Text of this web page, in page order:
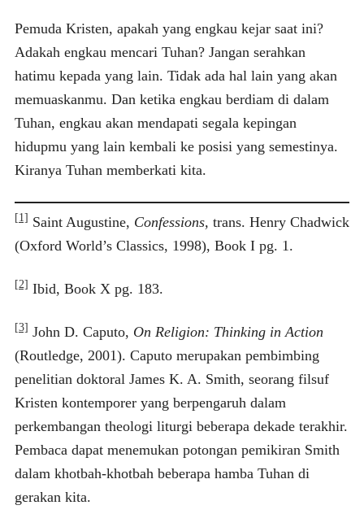
Pemuda Kristen, apakah yang engkau kejar saat ini?
Adakah engkau mencari Tuhan? Jangan serahkan
hatimu kepada yang lain. Tidak ada hal lain yang akan
memuaskanmu. Dan ketika engkau berdiam di dalam
Tuhan, engkau akan mendapati segala kepingan
hidupmu yang lain kembali ke posisi yang semestinya.
Kiranya Tuhan memberkati kita.
[1] Saint Augustine, Confessions, trans. Henry Chadwick
(Oxford World’s Classics, 1998), Book I pg. 1.
[2] Ibid, Book X pg. 183.
[3] John D. Caputo, On Religion: Thinking in Action
(Routledge, 2001). Caputo merupakan pembimbing
penelitian doktoral James K. A. Smith, seorang filsuf
Kristen kontemporer yang berpengaruh dalam
perkembangan theologi liturgi beberapa dekade terakhir.
Pembaca dapat menemukan potongan pemikiran Smith
dalam khotbah-khotbah beberapa hamba Tuhan di
gerakan kita.